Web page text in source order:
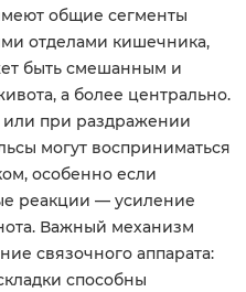
общие сегменты
отделами кишечника,
быть смешанным и
а более центрально.
при раздражении
могут восприниматься
особенно если
реакции — усиление
Важный механизм
связочного аппарата:
способны